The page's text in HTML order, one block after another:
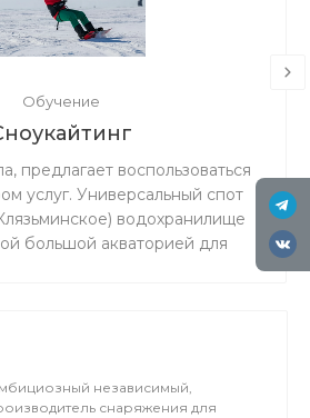
Обучение
предлагает воспользоваться
услуг. Универсальный спот
водохранилище
большой акваторией для
снега, мы занимаемся на
независимый,
снаряжения для